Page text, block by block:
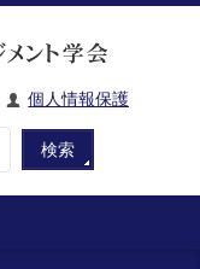
個人情報保護